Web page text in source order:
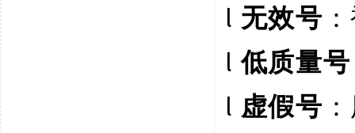
l 无效号
l低质量号
l 虚假号